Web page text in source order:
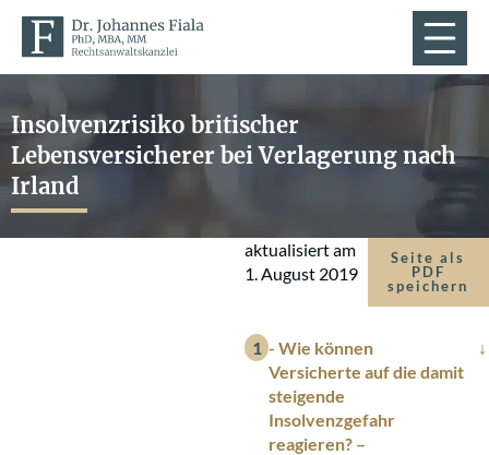
Insolvenzrisiko britischer
Lebensversicherer bei Verlagerung nach
Irland
aktualisiert am
1. August 2019
Seite als
PDF
speichern
- Wie können
Versicherte auf die damit
steigende
Insolvenzgefahr
reagieren? –